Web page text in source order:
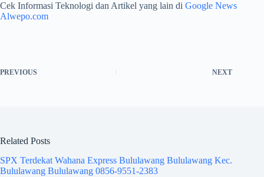
Cek Informasi Teknologi dan Artikel yang lain di Google News
Alwepo.com
PREVIOUS NEXT
Related Posts
SPX Terdekat Wahana Express Bululawang Bululawang Kec.
Bululawang Bululawang 0856-9551-2383